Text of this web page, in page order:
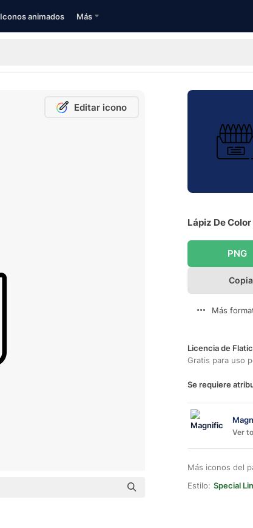
Iconos animados Más
Editar icono
Lápiz De
PNG
Más
Licencia de
Gratis para uso
Se requiere
Ver
Más iconos del
Estilo: Special